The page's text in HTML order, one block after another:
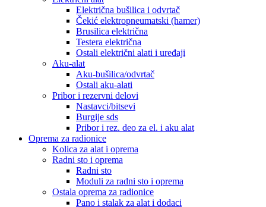
Električna bušilica i odvrtač
Čekić elektropneumatski (hamer)
Brusilica električna
Testera električna
Ostali električni alati i uređaji
Aku-alat
Aku-bušilica/odvrtač
Ostali aku-alati
Pribor i rezervni delovi
Nastavci/bitsevi
Burgije sds
Pribor i rez. deo za el. i aku alat
Oprema za radionice
Kolica za alat i oprema
Radni sto i oprema
Radni sto
Moduli za radni sto i oprema
Ostala oprema za radionice
Pano i stalak za alat i dodaci